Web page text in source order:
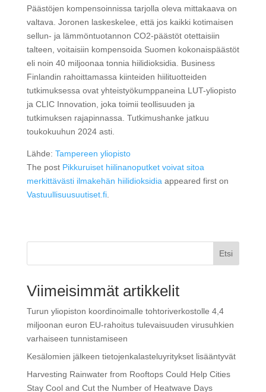
Päästöjen kompensoinnissa tarjolla oleva mittakaava on
valtava. Joronen laskeskelee, että jos kaikki kotimaisen
sellun- ja lämmöntuotannon CO2-päästöt otettaisiin
talteen, voitaisiin kompensoida Suomen kokonaispäästöt
eli noin 40 miljoonaa tonnia hiilidioksidia. Business
Finlandin rahoittamassa kiinteiden hiilituotteiden
tutkimuksessa ovat yhteistyökumppaneina LUT-yliopisto
ja CLIC Innovation, joka toimii teollisuuden ja
tutkimuksen rajapinnassa. Tutkimushanke jatkuu
toukokuuhun 2024 asti.
Lähde: Tampereen yliopisto
The post Pikkuruiset hiilinanoputket voivat sitoa
merkittävästi ilmakehän hiilidioksidiaappeared first on
Vastuullisuusuutiset.fi.
Etsi
Viimeisimmät artikkelit
Turun yliopiston koordinoimalle tohtoriverkostolle 4,4
miljoonan euron EU-rahoitus tulevaisuuden virusuhkien
varhaiseen tunnistamiseen
Kesälomien jälkeen tietojenkalasteluyritykset lisääntyvät
Harvesting Rainwater from Rooftops Could Help Cities
Stay Cool and Cut the Number of Heatwave Days